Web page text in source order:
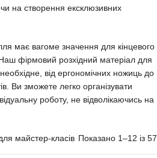
на створення ексклюзивних
має вагоме значення для кінцевого
фірмовий розхідний матеріал для
від ергономічних ножиць до
Ви зможете легко організувати
роботу, не відволікаючись на
майстер-класів Показано 1–12 із 57